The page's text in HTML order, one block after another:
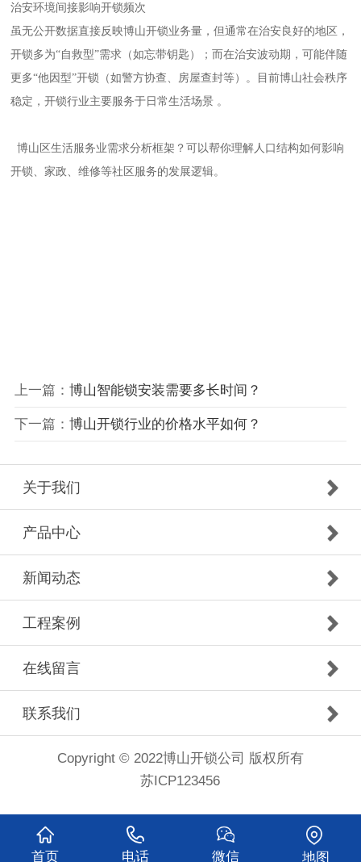
治安环境间接影响开锁频次
虽无公开数据直接反映博山开锁业务量，但通常在治安良好的地区，
开锁多为“自救型”需求（如忘带钥匙）；而在治安波动期，可能伴随
更多“他因型”开锁（如警方协查、房屋查封等）。目前博山社会秩序
稳定，开锁行业主要服务于日常生活场景 。
‌博山区生活服务业需求分析框架‌？可以帮你理解人口结构如何影响
开锁、家政、维修等社区服务的发展逻辑。
上一篇： 博山智能锁安装需要多长时间？
下一篇： 博山开锁行业的价格水平如何？
关于我们
产品中心
新闻动态
工程案例
在线留言
联系我们
Copyright © 2022博山开锁公司 版权所有
苏ICP123456
首页 电话 微信 地图